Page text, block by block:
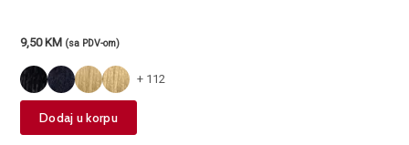
9,50KM (sa PDV-om)
+ 112
Dodaj u korpu
product